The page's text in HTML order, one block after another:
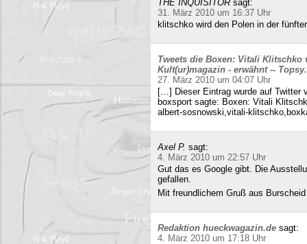
THE INQUISITOR sagt:
31. März 2010 um 16:37 Uhr
klitschko wird den Polen in der
Tweets die Boxen: Vitali Klitschko
Kult(ur)magazin - erwähnt --
27. März 2010 um 04:07 Uhr
[…] Dieser Eintrag wurde auf Twitter
boxsport sagte: Boxen: Vitali
albert-sosnowski,vitali-
Axel P. sagt:
4. März 2010 um 22:57 Uhr
Gut das es Google gibt. Die
gefallen.
Mit freundlichem Gruß aus Burscheid
Redaktion hueckwagazin.de sagt:
4. März 2010 um 17:18 Uhr